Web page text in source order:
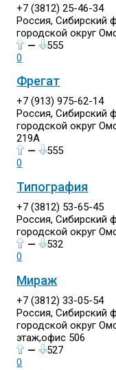
+7 (3812) 25-46-34
Россия, Сибирский
городской округ
—
555
0
Фрегат
+7 (913) 975-62-14
Россия, Сибирский
городской округ
219А
—
555
0
Типография
+7 (3812) 53-65-45
Россия, Сибирский
городской округ
—
532
0
Мираж
+7 (3812) 33-05-54
Россия, Сибирский
городской округ
этаж,офис 506
—
527
0